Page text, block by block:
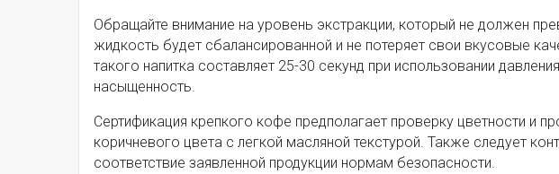
Обращайте внимание на уровень экстракции, который не должен
жидкость будет сбалансированной и не потеряет свои вкусовые
такого напитка составляет 25-30 секунд при использовании
насыщенность.
Сертификация крепкого кофе предполагает проверку цветности и
коричневого цвета с легкой масляной текстурой. Также следует
соответствие заявленной продукции нормам безопасности.